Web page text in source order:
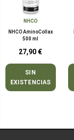
NHCO
NHCO AminoCollax
500 ml
27,90 €
SIN
EXISTENCIAS